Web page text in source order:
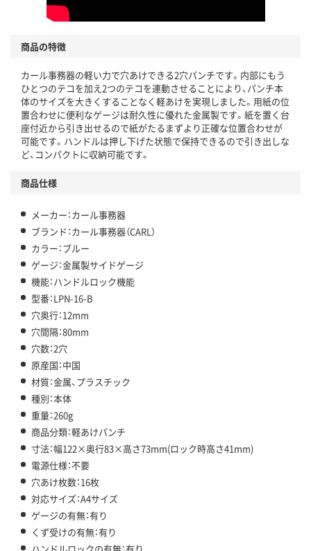
商品の特徴
カール事務器の軽い力で穴あけできる2穴パンチです。内部にもう
ひとつのテコを加え2つのテコを連動させることにより、パンチ本
体のサイズを大きくすることなく軽あけを実現しました。用紙の位
置合わせに便利なゲージは耐久性に優れた金属製です。紙を置く台
座付近から引き出せるので紙がたるまずより正確な位置合わせが
可能です。ハンドルは押し下げた状態で保持できるので引き出しな
ど、コンパクトに収納可能です。
商品仕様
メーカー：カール事務器
ブランド：カール事務器（CARL）
カラー：ブルー
ゲージ：金属製サイドゲージ
機能：ハンドルロック機能
型番：LPN-16-B
穴奥行：12mm
穴間隔：80mm
穴数：2穴
原産国：中国
材質：金属、プラスチック
種別：本体
重量：260g
商品分類：軽あけパンチ
寸法：幅122×奥行83×高さ73mm(ロック時高さ41mm)
電源仕様：不要
穴あけ枚数：16枚
対応サイズ：A4サイズ
ゲージの有無：有り
くず受けの有無：有り